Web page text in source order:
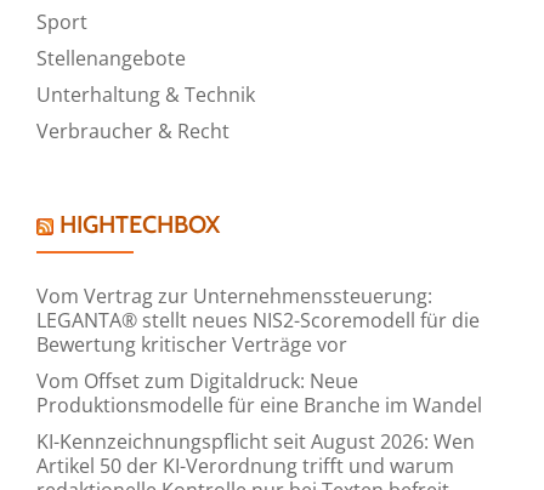
Sport
Stellenangebote
Unterhaltung & Technik
Verbraucher & Recht
HIGHTECHBOX
Vom Vertrag zur Unternehmenssteuerung:
LEGANTA® stellt neues NIS2-Scoremodell für die
Bewertung kritischer Verträge vor
Vom Offset zum Digitaldruck: Neue
Produktionsmodelle für eine Branche im Wandel
KI-Kennzeichnungspflicht seit August 2026: Wen
Artikel 50 der KI-Verordnung trifft und warum